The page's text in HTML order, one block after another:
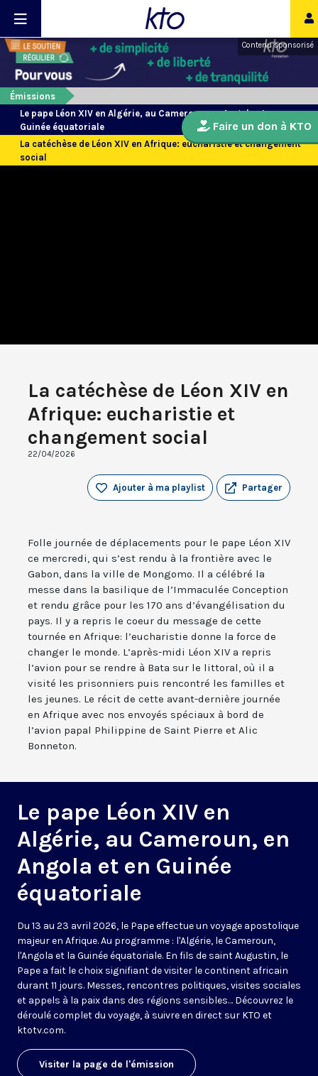
Contenu sponsorisé
Émissions
Le pape Léon XIV en Algérie, au Cameroun, en Angola et en
Guinée équatoriale
La catéchèse de Léon XIV en Afrique: eucharistie et changement
social
La catéchèse de Léon XIV en
Afrique: eucharistie et
changement social
22/04/2026
Partager
Ajouter à ma playlist
Folle journée de déplacements pour le pape Léon XIV
ce mercredi, qui s’est rendu à la frontière avec le
Gabon, dans la ville de Mongomo. Il a célébré la
messe dans la basilique de l’Immaculée Conception
et rendu grâce pour les 170 ans d’évangélisation du
pays. Il y a repris le coeur du message de cette
tournée en Afrique: l’eucharistie donne la force de
changer le monde. L’après-midi Léon XIV a repris
l’avion pour se rendre à Bata sur le littoral, où il a
visité les prisonniers puis rencontré les familles et
les jeunes. Le récit de cette avant-dernière journée
en Afrique avec nos envoyés spéciaux à bord de
l’avion papal Philippine de Saint Pierre et Alic
Bonneton.
Le pape Léon XIV en
Algérie, au Cameroun, en
Angola et en Guinée
équatoriale
Du 13 au 23 avril 2026, le Pape effectue un voyage apostolique
majeur en Afrique. Au programme : l'Algérie, le Cameroun,
l'Angola et la Guinée équatoriale. En fils de saint Augustin, le
Pape a fait le choix signifiant de visiter le continent africain
durant 11 jours. Messes, rencontres politiques, visites sociales
et appels à la paix dans des régions sensibles… Découvrez le
déroulé complet du voyage, à suivre en direct sur KTO et
ktotv.com.
Visiter la page de l'émission
Faire un don à KTO